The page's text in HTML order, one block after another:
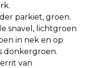
parkiet, groen.
snavel, lichtgroen
in nek en op
donkergroen.
van